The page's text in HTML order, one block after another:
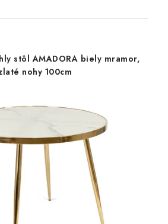
stôl AMADORA biely mramor,
nohy 100cm